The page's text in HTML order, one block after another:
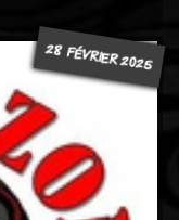
28 FÉVRIER 2025